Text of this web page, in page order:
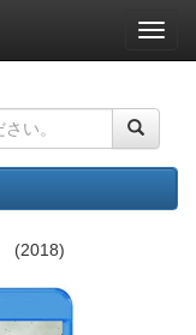
ナ
ビ
ー
ョ
ン
2018